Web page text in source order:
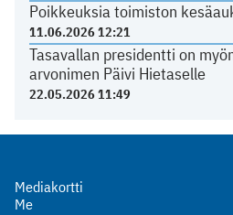
Poikkeuksia toimiston
11.06.2026 12:21
Tasavallan presidentti on
arvonimen Päivi Hietaselle
22.05.2026 11:49
Mediakortti
Me